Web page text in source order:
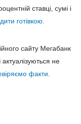
ставці, сумі і
готівкою.
сайту Мегабанк
не
факти